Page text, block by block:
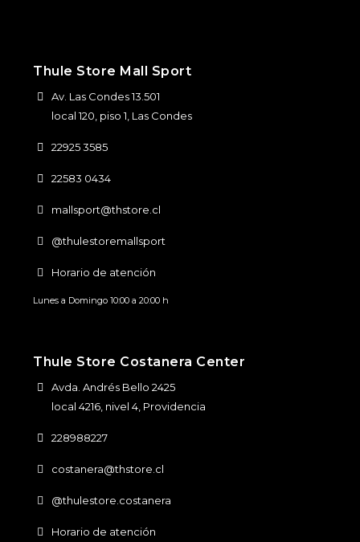
Thule Store Mall Sport
Av. Las Condes 13.501
local 120, piso 1, Las Condes
22925 3585
22583 0434
mallsport@thstore.cl
@thulestoremallsport
Horario de atención
Lunes a Domingo 10:00 a 20:00 h
Thule Store Costanera Center
Avda. Andrés Bello 2425
local 4216, nivel 4, Providencia
228988227
costanera@thstore.cl
@thulestore.costanera
Horario de atención